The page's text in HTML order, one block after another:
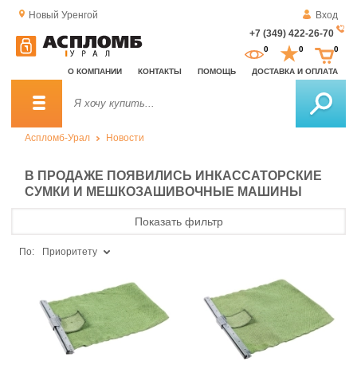
Новый Уренгой
Вход
+7 (349) 422-26-70
О КОМПАНИИ КОНТАКТЫ ПОМОЩЬ ДОСТАВКА И ОПЛАТА
0 0 0
Аспломб-Урал Новости
В ПРОДАЖЕ ПОЯВИЛИСЬ ИНКАССАТОРСКИЕ
СУМКИ И МЕШКОЗАШИВОЧНЫЕ МАШИНЫ
Показать фильтр
По: Приоритету